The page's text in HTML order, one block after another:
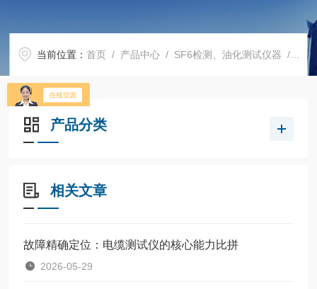
当前位置：首页 / 产品中心 / SF6检测、油化测试仪器 /
产品分类
相关文章
故障精确定位：电缆测试仪的核心能力比拼
2026-05-29